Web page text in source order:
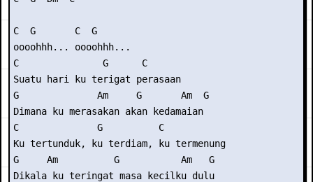
C  G       C  G
oooohhh... oooohhh...
C               G      C
Suatu hari ku terigat perasaan
G              Am     G       Am  G
Dimana ku merasakan akan kedamaian
C              G          C
Ku tertunduk, ku terdiam, ku termenung
G     Am          G           Am   G
Dikala ku teringat masa kecilku dulu